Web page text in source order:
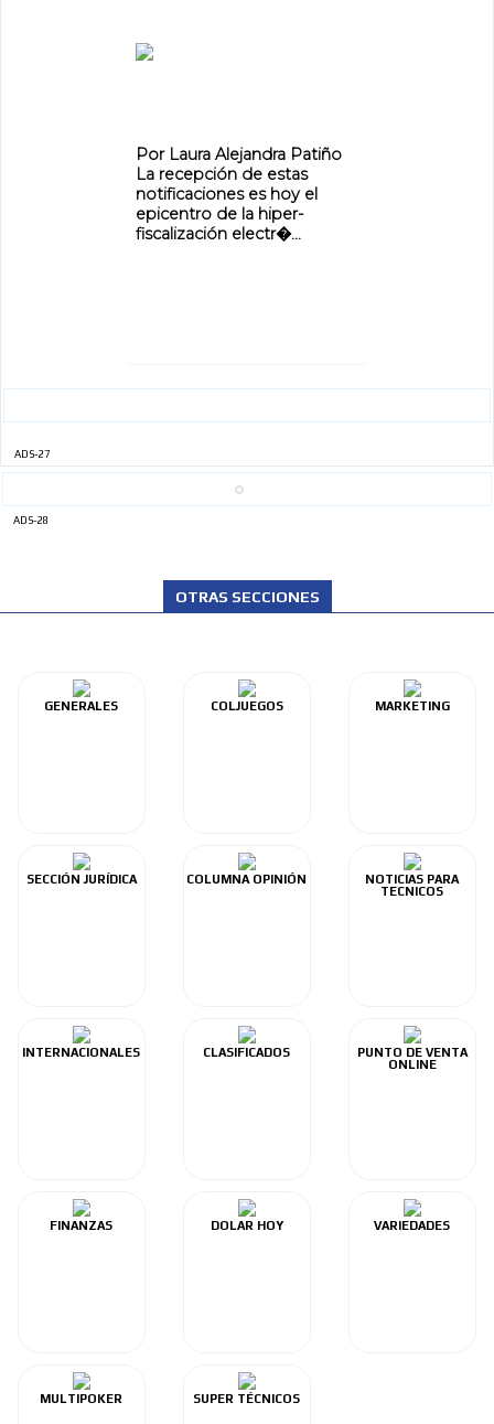
Por Laura Alejandra Patiño
La recepción de estas
notificaciones es hoy el
epicentro de la hiper-
fiscalización electr�...
ADS-27
ADS-28
OTRAS SECCIONES
GENERALES COLJUEGOS MARKETING
SECCIÓN JURÍDICA COLUMNA OPINIÓN
NOTICIAS PARA
TECNICOS
INTERNACIONALES CLASIFICADOS
PUNTO DE VENTA
ONLINE
FINANZAS DOLAR HOY VARIEDADES
MULTIPOKER SUPER TÉCNICOS
ADVERTISEMENT